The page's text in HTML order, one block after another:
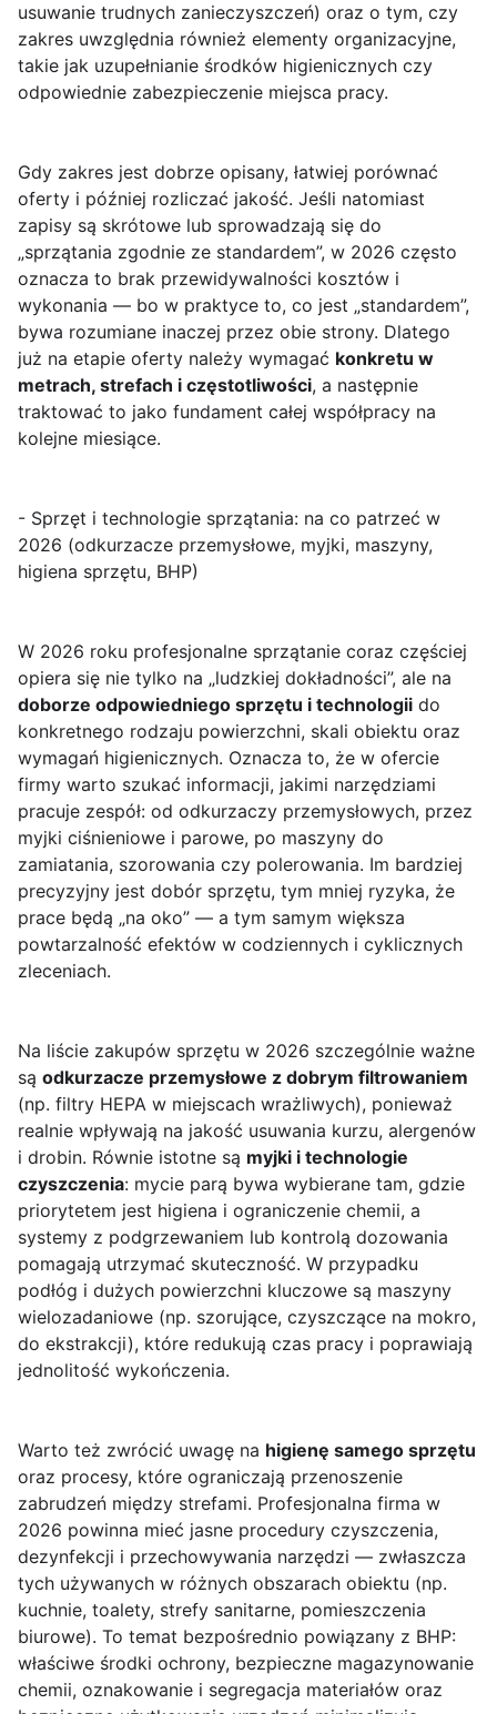
usuwanie trudnych zanieczyszczeń) oraz o tym, czy
zakres uwzględnia również elementy organizacyjne,
takie jak uzupełnianie środków higienicznych czy
odpowiednie zabezpieczenie miejsca pracy.
Gdy zakres jest dobrze opisany, łatwiej porównać
oferty i później rozliczać jakość. Jeśli natomiast
zapisy są skrótowe lub sprowadzają się do
„sprzątania zgodnie ze standardem”, w 2026 często
oznacza to brak przewidywalności kosztów i
wykonania — bo w praktyce to, co jest „standardem”,
bywa rozumiane inaczej przez obie strony. Dlatego
już na etapie oferty należy wymagać konkretu w
metrach, strefach i częstotliwości, a następnie
traktować to jako fundament całej współpracy na
kolejne miesiące.
- Sprzęt i technologie sprzątania: na co patrzeć w
2026 (odkurzacze przemysłowe, myjki, maszyny,
higiena sprzętu, BHP)
W 2026 roku profesjonalne sprzątanie coraz częściej
opiera się nie tylko na „ludzkiej dokładności”, ale na
doborze odpowiedniego sprzętu i technologii do
konkretnego rodzaju powierzchni, skali obiektu oraz
wymagań higienicznych. Oznacza to, że w ofercie
firmy warto szukać informacji, jakimi narzędziami
pracuje zespół: od odkurzaczy przemysłowych, przez
myjki ciśnieniowe i parowe, po maszyny do
zamiatania, szorowania czy polerowania. Im bardziej
precyzyjny jest dobór sprzętu, tym mniej ryzyka, że
prace będą „na oko” — a tym samym większa
powtarzalność efektów w codziennych i cyklicznych
zleceniach.
Na liście zakupów sprzętu w 2026 szczególnie ważne
są odkurzacze przemysłowe z dobrym filtrowaniem
(np. filtry HEPA w miejscach wrażliwych), ponieważ
realnie wpływają na jakość usuwania kurzu, alergenów
i drobin. Równie istotne są myjki i technologie
czyszczenia: mycie parą bywa wybierane tam, gdzie
priorytetem jest higiena i ograniczenie chemii, a
systemy z podgrzewaniem lub kontrolą dozowania
pomagają utrzymać skuteczność. W przypadku
podłóg i dużych powierzchni kluczowe są maszyny
wielozadaniowe (np. szorujące, czyszczące na mokro,
do ekstrakcji), które redukują czas pracy i poprawiają
jednolitość wykończenia.
Warto też zwrócić uwagę na higienę samego sprzętu
oraz procesy, które ograniczają przenoszenie
zabrudzeń między strefami. Profesjonalna firma w
2026 powinna mieć jasne procedury czyszczenia,
dezynfekcji i przechowywania narzędzi — zwłaszcza
tych używanych w różnych obszarach obiektu (np.
kuchnie, toalety, strefy sanitarne, pomieszczenia
biurowe). To temat bezpośrednio powiązany z BHP:
właściwe środki ochrony, bezpieczne magazynowanie
chemii, oznakowanie i segregacja materiałów oraz